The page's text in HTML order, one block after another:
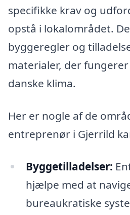
specifikke krav og
opstå i lokalområdet.
byggeregler og
materialer, der
danske klima.
Her er nogle af de
entreprenør i Gjerrild
Byggetilladelser:
hjælpe med at
bureaukratiske